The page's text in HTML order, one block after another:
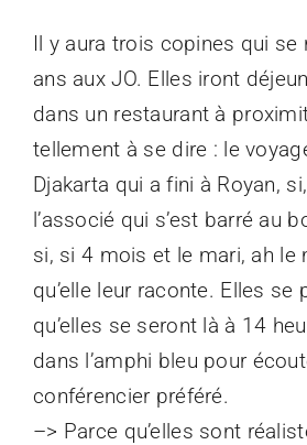
Il y aura trois copines qui se
ans aux JO. Elles iront
dans un restaurant à
tellement à se dire : le
Djakarta qui a fini à Royan,
l’associé qui s’est barré au
si, si 4 mois et le mari, ah le
qu’elle leur raconte. Elles se
qu’elles se seront là à 14
dans l’amphi bleu pour
conférencier préféré.
–> Parce qu’elles sont